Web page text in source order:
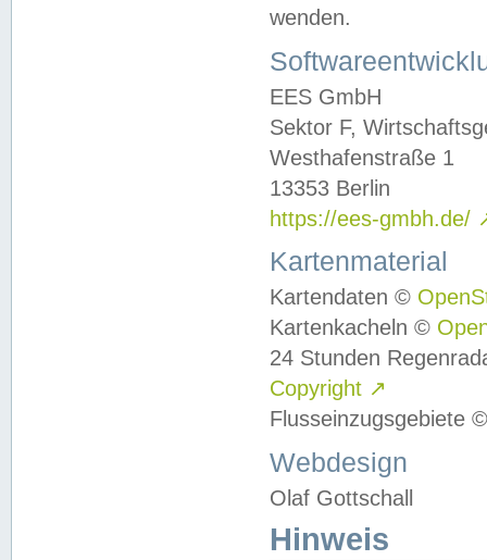
wenden.
EES GmbH
Sektor F,
Westhafenstraße 1
13353 Berlin
https://ees-gmbh.de/
Kartenmaterial
Kartendaten ©
Kartenkacheln ©
24 Stunden
Copyright ↗
Flusseinzugsgebiete
Webdesign
Olaf Gottschall
Hinweis